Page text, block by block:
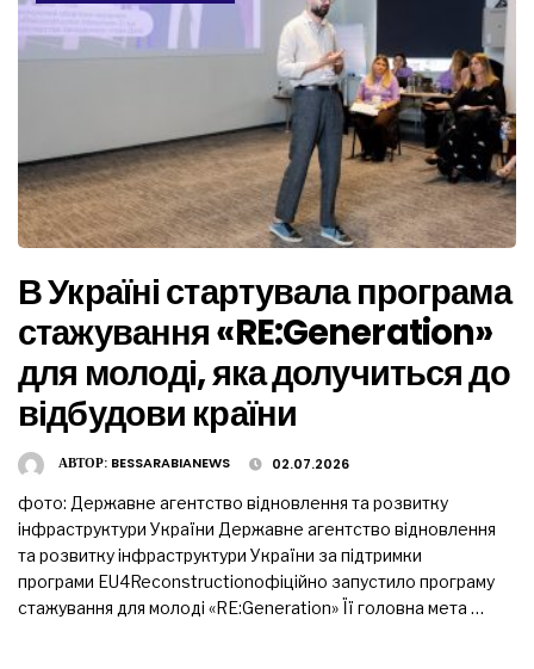
В Україні стартувала програма
стажування «RE:Generation»
для молоді, яка долучиться до
відбудови країни
АВТОР: BESSARABIANEWS 02.07.2026
фото: Державне агентство відновлення та розвитку
інфраструктури України Державне агентство відновлення
та розвитку інфраструктури України за підтримки
програми EU4Reconstructionофіційно запустило програму
стажування для молоді «RE:Generation» Її головна мета …